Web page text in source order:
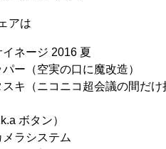
アは
ネージ 2016 夏
ー（空実の口に魔改造）
スキ（ニコニコ超会議の間だ
ボタン）
ラシステム